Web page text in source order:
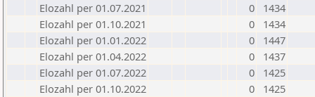
Elozahl per 01.07.2021
0
1434
Elozahl per 01.10.2021
0
1434
Elozahl per 01.01.2022
0
1447
Elozahl per 01.04.2022
0
1437
Elozahl per 01.07.2022
0
1425
Elozahl per 01.10.2022
0
1425